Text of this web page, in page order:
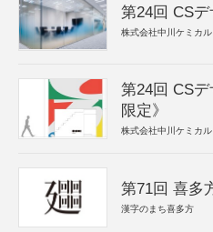
第24回 CS
株式会社中川ケミカル
第24回 CS
限定》
株式会社中川ケミカル
第71回 喜多
漢字のまち喜多方